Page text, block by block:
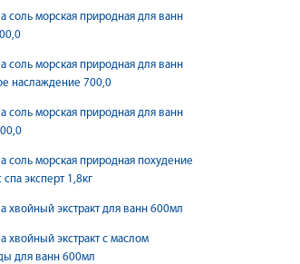
соль морская природная для ванн
соль морская природная для ванн
наслаждение 700,0
соль морская природная для ванн
соль морская природная похудение
спа эксперт 1,8кг
хвойный экстракт для ванн 600мл
хвойный экстракт с маслом
для ванн 600мл